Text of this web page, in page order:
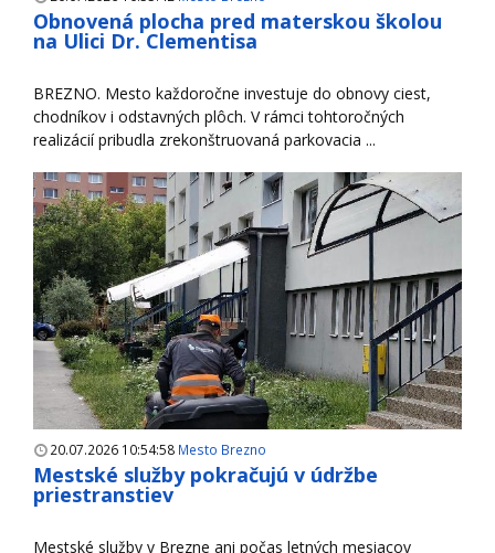
Obnovená plocha pred materskou školou
na Ulici Dr. Clementisa
BREZNO. Mesto každoročne investuje do obnovy ciest,
chodníkov i odstavných plôch. V rámci tohtoročných
realizácií pribudla zrekonštruovaná parkovacia ...
20.07.2026 10:54:58 Mesto Brezno
Mestské služby pokračujú v údržbe
priestranstiev
Mestské služby v Brezne ani počas letných mesiacov